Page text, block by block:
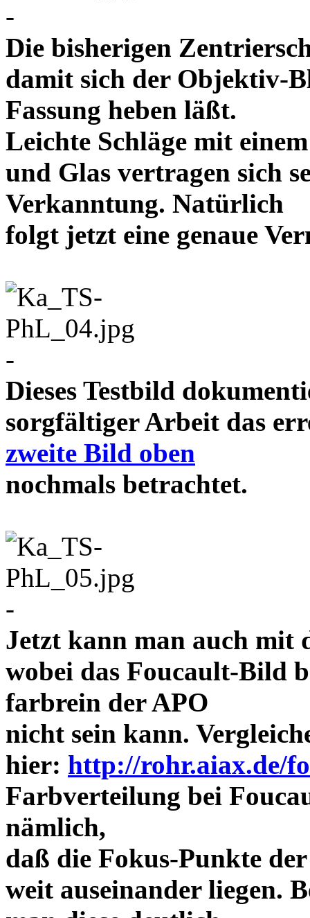
-
Die bisherigen
damit sich der Objektiv-
Fassung heben läßt.
Leichte Schläge mit
und Glas vertragen sich
Verkanntung. Natürlich
folgt jetzt eine genaue
-
Dieses Testbild
sorgfältiger Arbeit das
zweite Bild oben
nochmals
-
Jetzt kann man auch mit
wobei das Foucault-Bild
farbrein der APO
nicht sein kann.
hier: http://rohr.aiax.de/
Farbverteilung bei
nämlich,
daß die Fokus-Punkte
weit auseinander liegen.